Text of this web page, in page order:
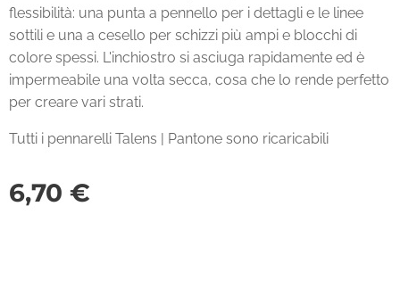
flessibilità: una punta a pennello per i dettagli e le linee
sottili e una a cesello per schizzi più ampi e blocchi di
colore spessi. L'inchiostro si asciuga rapidamente ed è
impermeabile una volta secca, cosa che lo rende perfetto
per creare vari strati.
Tutti i pennarelli Talens | Pantone sono ricaricabili
6,70 €